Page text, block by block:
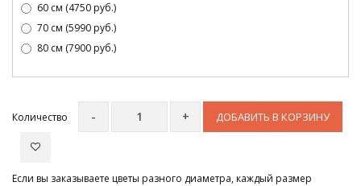
60 см (4750 руб.)
70 см (5990 руб.)
80 см (7900 руб.)
Количество ДОБАВИТЬ В КОРЗИНУ
Если вы заказываете цветы разного диаметра, каждый размер